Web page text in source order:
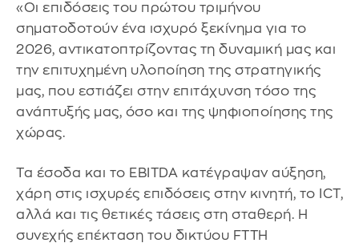
«Οι επιδόσεις του πρώτου τριμήνου
σηματοδοτούν ένα ισχυρό ξεκίνημα για το
2026, αντικατοπτρίζοντας τη δυναμική μας και
την επιτυχημένη υλοποίηση της στρατηγικής
μας, που εστιάζει στην επιτάχυνση τόσο της
ανάπτυξής μας, όσο και της ψηφιοποίησης της
χώρας.
Τα έσοδα και το EBITDA κατέγραψαν αύξηση,
χάρη στις ισχυρές επιδόσεις στην κινητή, το ICT,
αλλά και τις θετικές τάσεις στη σταθερή. Η
συνεχής επέκταση του δικτύου FTTH